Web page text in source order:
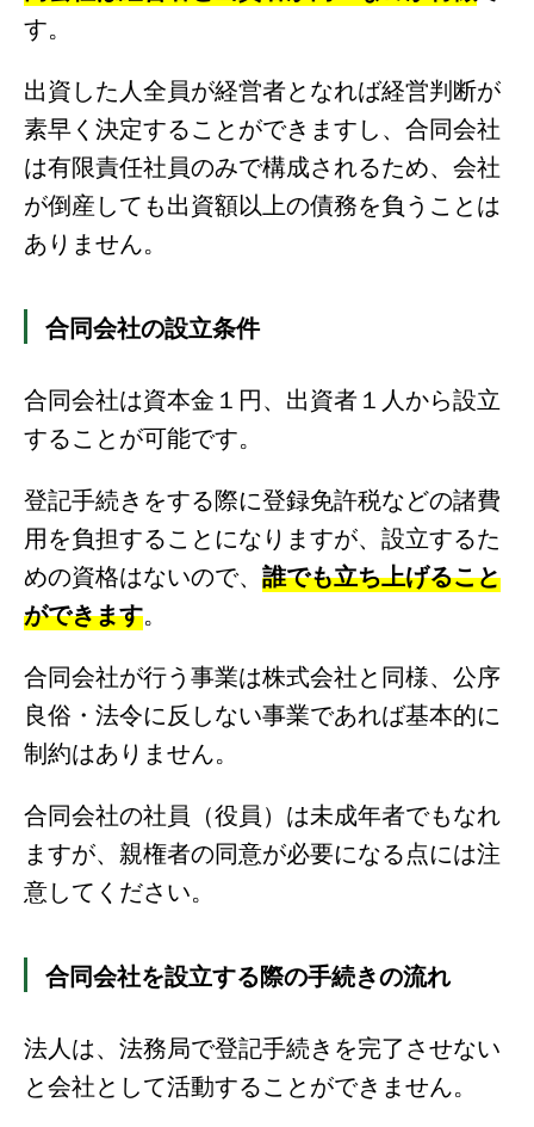
す。
出資した人全員が経営者となれば経営判断が
素早く決定することができますし、合同会社
は有限責任社員のみで構成されるため、会社
が倒産しても出資額以上の債務を負うことは
ありません。
合同会社の設立条件
合同会社は資本金１円、出資者１人から設立
することが可能です。
登記手続きをする際に登録免許税などの諸費
用を負担することになりますが、設立するた
めの資格はないので、 誰でも立ち上げること
ができます。
合同会社が行う事業は株式会社と同様、公序
良俗・法令に反しない事業であれば基本的に
制約はありません。
合同会社の社員（役員）は未成年者でもなれ
ますが、親権者の同意が必要になる点には注
意してください。
合同会社を設立する際の手続きの流れ
法人は、法務局で登記手続きを完了させない
と会社として活動することができません。